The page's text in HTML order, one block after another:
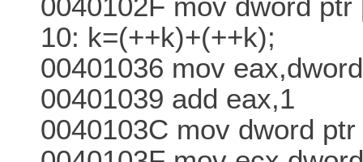
10: k=(++k)+(++k);
00401036 mov
00401039 add eax,1
0040103C mov dword